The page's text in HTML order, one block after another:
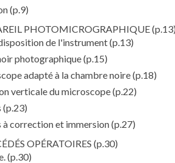
(p.9)
PHOTOMICROGRAPHIQUE
de l'instrument(p.13)
photographique(p.15)
adapté à la chambre noire(p.18)
verticale du microscope(p.22)
(p.23)
correction et immersion(p.27)
OPÉRATOIRES (p.30)
(p.30)